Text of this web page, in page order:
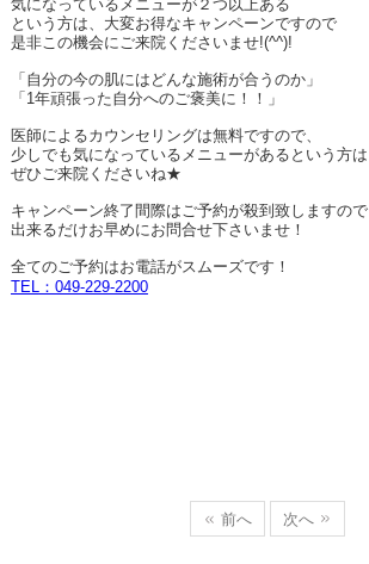
気になっているメニューが２つ以上ある
という方は、大変お得なキャンペーンですので
是非この機会にご来院くださいませ!(^^)!
「自分の今の肌にはどんな施術が合うのか」
「 1年頑張った自分へのご褒美に！！」
医師によるカウンセリングは無料ですので、
少しでも気になっているメニューがあるという方は
ぜひご来院くださいね★
キャンペーン終了間際はご予約が殺到致しますので
出来るだけお早めにお問合せ下さいませ！
全てのご予約はお電話がスムーズです！
TEL：049-229-2200
前へ 次へ